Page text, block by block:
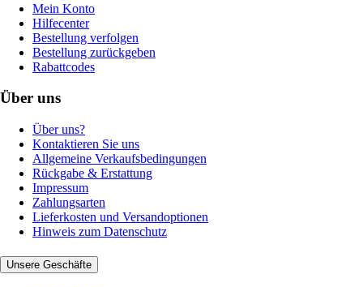
Mein Konto
Hilfecenter
Bestellung verfolgen
Bestellung zurückgeben
Rabattcodes
Über uns
Über uns?
Kontaktieren Sie uns
Allgemeine Verkaufsbedingungen
Rückgabe & Erstattung
Impressum
Zahlungsarten
Lieferkosten und Versandoptionen
Hinweis zum Datenschutz
Unsere Geschäfte